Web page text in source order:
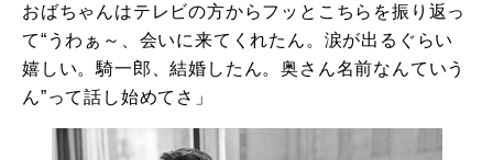
おばちゃんはテレビの方からフッとこちらを振り返っ
て“うわぁ～、会いに来てくれたん。涙が出るぐらい
嬉しい。騎一郎、結婚したん。奥さん名前なんていう
ん”って話し始めてさ」